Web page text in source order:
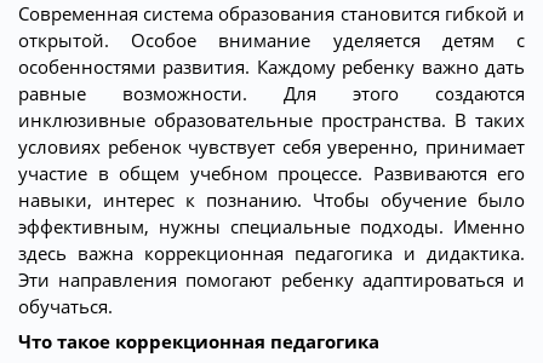
Современная система образования становится гибкой и
открытой. Особое внимание уделяется детям с
особенностями развития. Каждому ребенку важно дать
равные возможности. Для этого создаются
инклюзивные образовательные пространства. В таких
условиях ребенок чувствует себя уверенно, принимает
участие в общем учебном процессе. Развиваются его
навыки, интерес к познанию. Чтобы обучение было
эффективным, нужны специальные подходы. Именно
здесь важна коррекционная педагогика и дидактика.
Эти направления помогают ребенку адаптироваться и
обучаться.
Что такое коррекционная педагогика